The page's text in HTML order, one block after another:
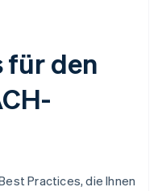
für den
Practices, die Ihnen